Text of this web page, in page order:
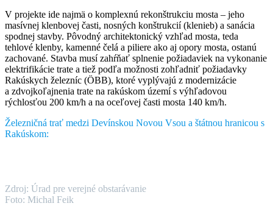
V projekte ide najmä o komplexnú rekonštrukciu mosta – jeho
masívnej klenbovej časti, nosných konštrukcií (klenieb) a sanácia
spodnej stavby. Pôvodný architektonický vzhľad mosta, teda
tehlové klenby, kamenné čelá a piliere ako aj opory mosta, ostanú
zachované. Stavba musí zahŕňať splnenie požiadaviek na vykonanie
elektrifikácie trate a tiež podľa možnosti zohľadniť požiadavky
Rakúskych železníc (ÖBB), ktoré vyplývajú z modernizácie
a zdvojkoľajnenia trate na rakúskom území s výhľadovou
rýchlosťou 200 km/h a na oceľovej časti mosta 140 km/h.
Železničná trať medzi Devínskou Novou Vsou a štátnou hranicou s
Rakúskom:
Zdroj: Úrad pre verejné obstarávanie
Foto: Michal Feik